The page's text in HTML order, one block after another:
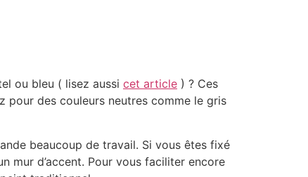
ou bleu ( lisez aussi cet article ) ? Ces
pour des couleurs neutres comme le gris
beaucoup de travail. Si vous êtes fixé
mur d’accent. Pour vous faciliter encore